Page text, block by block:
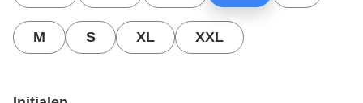
M S XL XXL